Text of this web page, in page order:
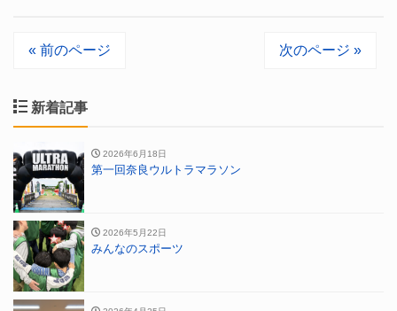
« 前のページ 次のページ »
新着記事
2026年6月18日
第一回奈良ウルトラマラソン
2026年5月22日
みんなのスポーツ